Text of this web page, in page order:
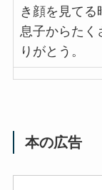
き顔を見てる
息子からたく
りがとう。
本の広告